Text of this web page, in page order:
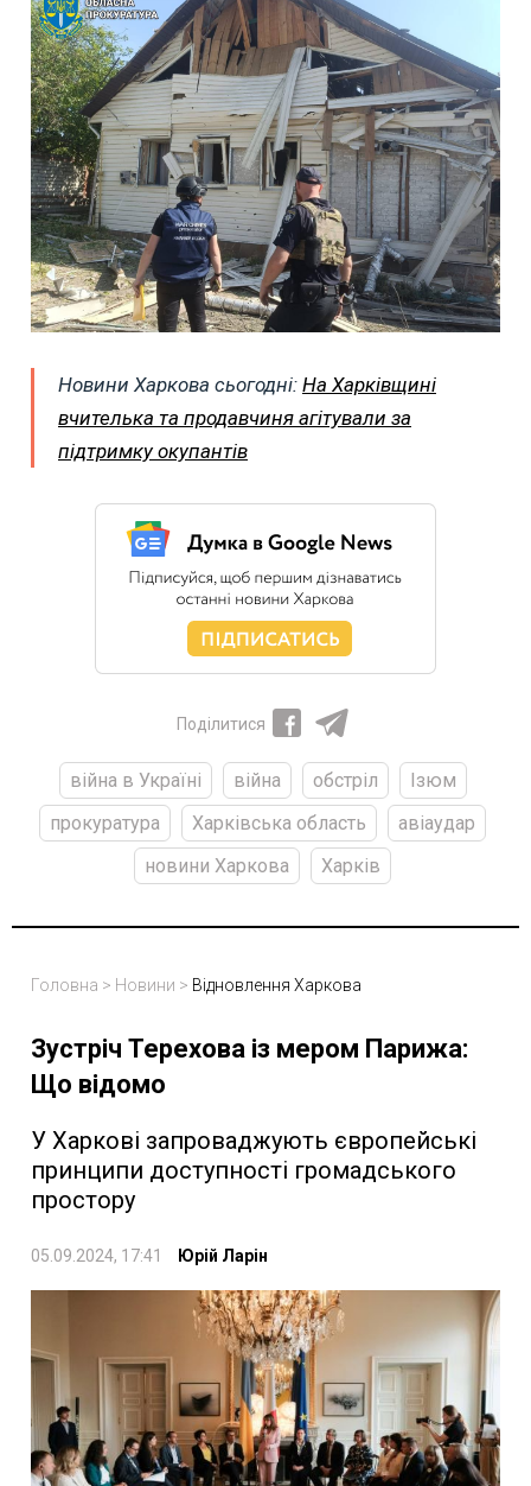
Новини Харкова сьогодні: На Харківщині
вчителька та продавчиня агітували за
підтримку окупантів
Поділитися
війна в Україні війна обстріл
Ізюм
прокуратура
Харківська область
авіаудар
новини Харкова
Харків
Головна > Новини > Відновлення Харкова
Зустріч Терехова із мером Парижа:
Що відомо
У Харкові запроваджують європейські
принципи доступності громадського
простору
05.09.2024, 17:41 Юрій Ларін